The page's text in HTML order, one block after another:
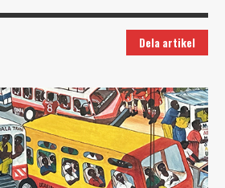
Dela artikel